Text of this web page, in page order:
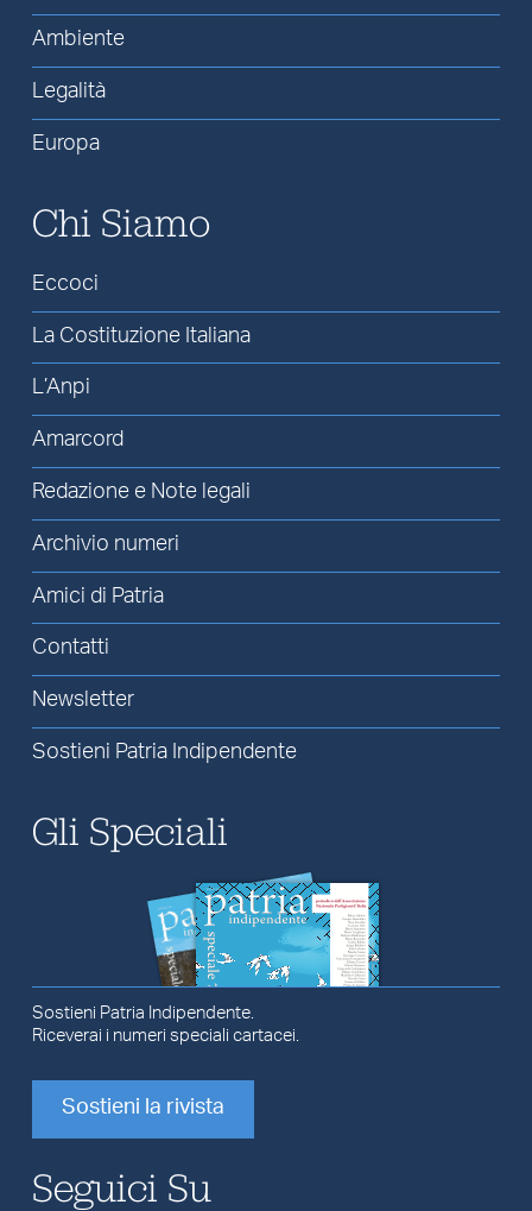
Ambiente
Legalità
Europa
Chi Siamo
Eccoci
La Costituzione Italiana
L’Anpi
Amarcord
Redazione e Note legali
Archivio numeri
Amici di Patria
Contatti
Newsletter
Sostieni Patria Indipendente
Gli Speciali
Sostieni Patria Indipendente.
Riceverai i numeri speciali cartacei.
Sostieni la rivista
Seguici Su